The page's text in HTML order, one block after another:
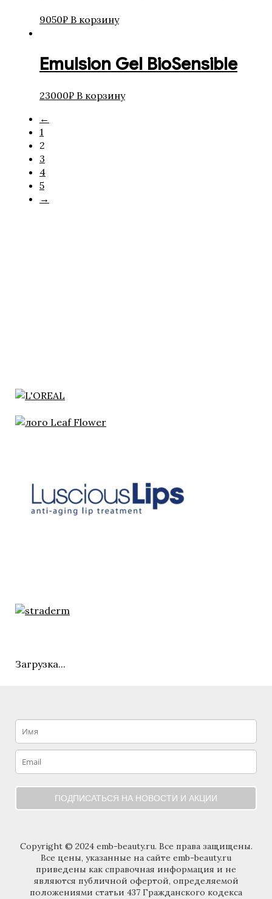
9050₽ В корзину
Emulsion Gel BioSensible
23000₽ В корзину
←
1
2
3
4
5
→
Загрузка...
ПОДПИСАТЬСЯ НА НОВОСТИ И АКЦИИ
Copyright © 2024 emb-beauty.ru. Все права защищены.
Все цены, указанные на сайте emb-beauty.ru
приведены как справочная информация и не
являются публичной офертой, определяемой
положениями статьи 437 Гражданского кодекса